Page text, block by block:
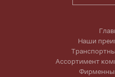
Наши
Ассортимент